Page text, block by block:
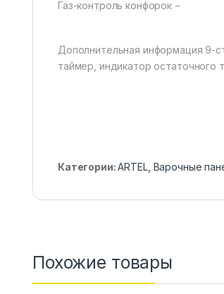
Газ-контроль конфорок −
Дополнительная информация 9-
таймер, индикатор остаточного
Категории:ARTEL, Варочные
Похожие товары